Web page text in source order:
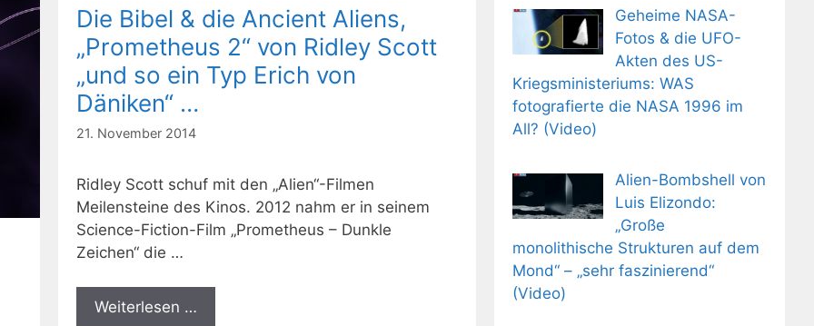
Die Bibel & die Ancient Aliens,
„Prometheus 2“ von Ridley Scott
„und so ein Typ Erich von
Däniken“ …
21. November 2014
Ridley Scott schuf mit den „Alien“-Filmen
Meilensteine des Kinos. 2012 nahm er in seinem
Science-Fiction-Film „Prometheus – Dunkle
Zeichen“ die …
Weiterlesen …
Geheime NASA-
Fotos & die UFO-
Akten des US-
Kriegsministeriums: WAS
fotografierte die NASA 1996 im
All? (Video)
Alien-Bombshell von
Luis Elizondo:
„Große
monolithische Strukturen auf dem
Mond“ – „sehr faszinierend“
(Video)